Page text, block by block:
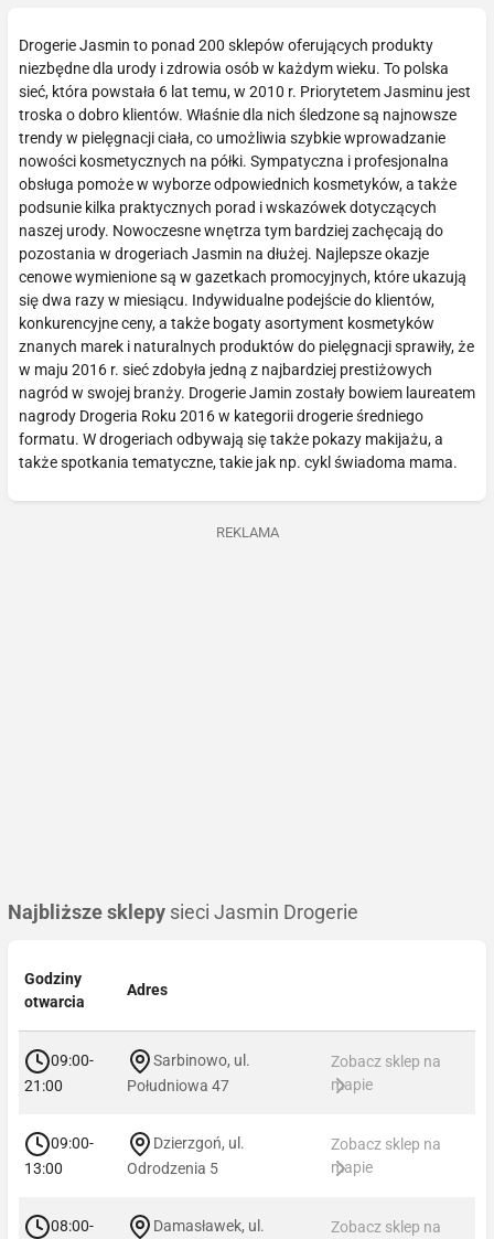
Drogerie Jasmin to ponad 200 sklepów oferujących produkty
niezbędne dla urody i zdrowia osób w każdym wieku. To polska
sieć, która powstała 6 lat temu, w 2010 r. Priorytetem Jasminu jest
troska o dobro klientów. Właśnie dla nich śledzone są najnowsze
trendy w pielęgnacji ciała, co umożliwia szybkie wprowadzanie
nowości kosmetycznych na półki. Sympatyczna i profesjonalna
obsługa pomoże w wyborze odpowiednich kosmetyków, a także
podsunie kilka praktycznych porad i wskazówek dotyczących
naszej urody. Nowoczesne wnętrza tym bardziej zachęcają do
pozostania w drogeriach Jasmin na dłużej. Najlepsze okazje
cenowe wymienione są w gazetkach promocyjnych, które ukazują
się dwa razy w miesiącu. Indywidualne podejście do klientów,
konkurencyjne ceny, a także bogaty asortyment kosmetyków
znanych marek i naturalnych produktów do pielęgnacji sprawiły, że
w maju 2016 r. sieć zdobyła jedną z najbardziej prestiżowych
nagród w swojej branży. Drogerie Jamin zostały bowiem laureatem
nagrody Drogeria Roku 2016 w kategorii drogerie średniego
formatu. W drogeriach odbywają się także pokazy makijażu, a
także spotkania tematyczne, takie jak np. cykl świadoma mama.
REKLAMA
Najbliższe sklepy sieci Jasmin Drogerie
Godziny
otwarcia
Adres
09:00-
21:00
Sarbinowo, ul.
Południowa 47
Zobacz sklep na
mapie
09:00-
13:00
Dzierzgoń, ul.
Odrodzenia 5
Zobacz sklep na
mapie
08:00- Damasławek, ul. Zobacz sklep na